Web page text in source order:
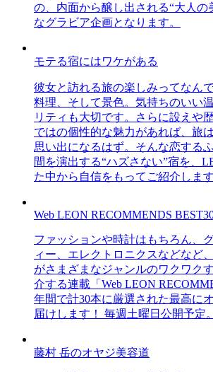
の、内面から醸し出される“大人の
なグラビア企画となります。
モテる宿にはワケがある
彼女と訪れる旅の楽しみってなん
料理、そして景色。気持ちのいい
リティも大切です。さらに設えや
ではの個性的な魅力があれば、旅
思い出になるはず。そんな恋する
間を演出する“ハズさない”宿を、
た中から自信をもってご紹介します
Web LEON RECOMMENDS
ファッションや時計はもちろん、
ィー、エレクトロニクスなどなど
がさまざまなジャンルのワクワク
介する連載「Web LEON
年間で計30本に厳選された最高に
届けします！ 毎週土曜日公開予定。
藤村 岳のオヤジ美容道